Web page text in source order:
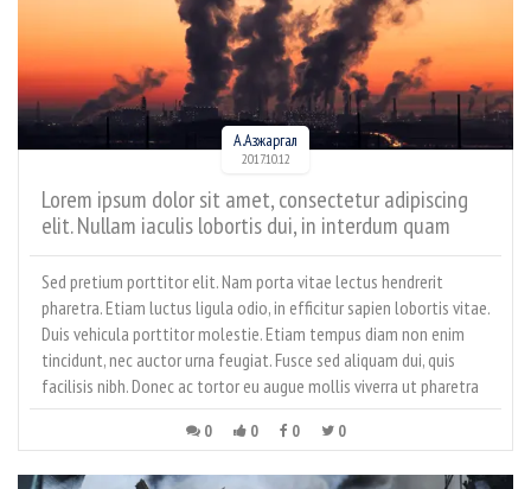
А.Азжаргал
2017.10.12
Lorem ipsum dolor sit amet, consectetur adipiscing
elit. Nullam iaculis lobortis dui, in interdum quam
faucibus sed. Aliquam magna nibh, consequat in ante
at, tincidunt tincidunt nisi. Nam volutpat metus in
enim sodales, sed euismod leo volutpat. Nulla mollis
lectus vitae ante mollis sodales.
Sed pretium porttitor elit. Nam porta vitae lectus hendrerit
pharetra. Etiam luctus ligula odio, in efficitur sapien lobortis vitae.
Duis vehicula porttitor molestie. Etiam tempus diam non enim
tincidunt, nec auctor urna feugiat. Fusce sed aliquam dui, quis
facilisis nibh. Donec ac tortor eu augue mollis viverra ut pharetra
leo.
0 0 0 0